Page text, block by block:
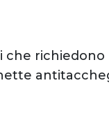
che richiedono